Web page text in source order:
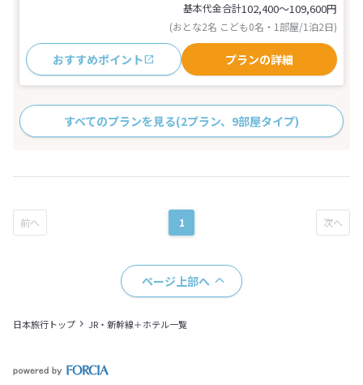
基本代金合計102,400〜109,600円
(おとな2名 こども0名・1部屋/1泊2日)
おすすめポイント プランの詳細
すべてのプランを見る(2プラン、9部屋タイプ)
1
ページ上部へ
日本旅行トップ JR・新幹線＋ホテル一覧